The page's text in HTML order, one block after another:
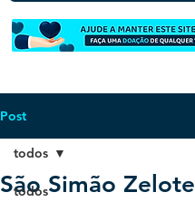
Post
todos
todos
São Simão Zelote